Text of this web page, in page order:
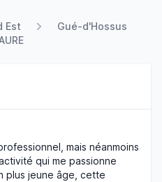
Est
Gué-d'Hossus
mais néanmoins
qui me passionne
plus jeune âge, cette